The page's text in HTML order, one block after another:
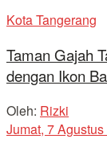
Kota Tangerang
Taman Gajah
dengan Ikon
Oleh: Rizki
Jumat, 7